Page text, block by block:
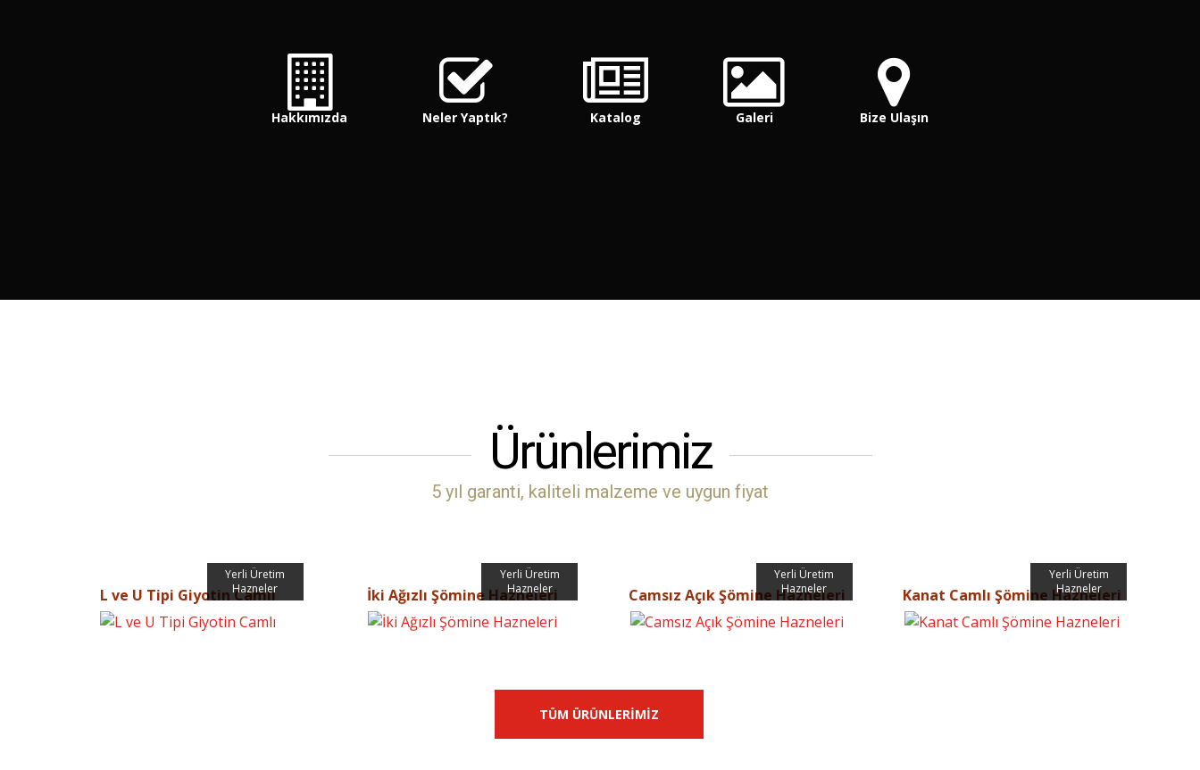
Hakkımızda Neler Yaptık? Katalog Galeri Bize Ulaşın
Ürünlerimiz
5 yıl garanti, kaliteli malzeme ve uygun fiyat
Yerli Üretim
Hazneler
L ve U Tipi Giyotin Camlı
Yerli Üretim
Hazneler
İki Ağızlı Şömine Hazneleri
Yerli Üretim
Hazneler
Camsız Açık Şömine Hazneleri
Yerli Üretim
Hazneler
Kanat Camlı Şömine Hazneleri
TÜM ÜRÜNLERİMİZ